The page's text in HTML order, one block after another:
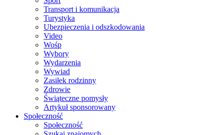
Transport i komunikacja
Turystyka
Ubezpieczenia i odszkodowania
Video
Wośp
Wybory
Wydarzenia
Wywiad
Zasiłek rodzinny
Zdrowie
Świąteczne pomysły
Artykuł sponsorowany
Społeczność
Społeczność